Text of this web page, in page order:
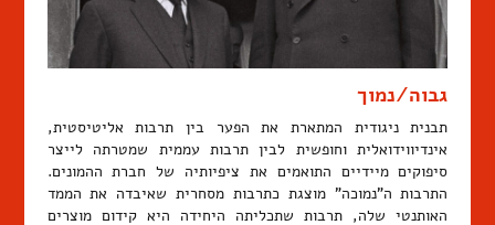
גבוה/נמוך
תבנית ניגודית המתארת את הפער בין תרבות אליטיסטית,
אינדיווידואלית וחופשית לבין תרבות עממית שמטרתה לייצר
סיפוקים מיידיים התואמים את ציפיותיה של חברת ההמונים.
התרבות ה"נמוכה" מוצגת כתרבות מסחרית שאיבדה את הממד
האותנטי שלה, תרבות שתכליתה היחידה היא קידום מוצרים